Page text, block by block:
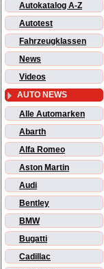
Autokatalog A-Z
Autotest
Fahrzeugklassen
News
Videos
AUTO NEWS
Alle Automarken
Abarth
Alfa Romeo
Aston Martin
Audi
Bentley
BMW
Bugatti
Cadillac